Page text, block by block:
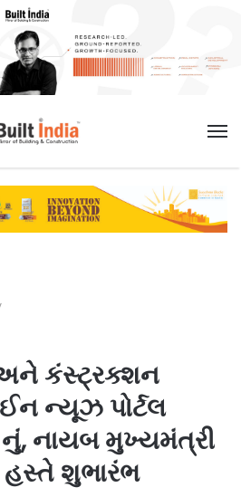
કંસ્ટ્રક્શન
ન્યૂઝ પોર્ટલ
નાયબ મુખ્યમંત્રી
હસ્તે શુભારંભ